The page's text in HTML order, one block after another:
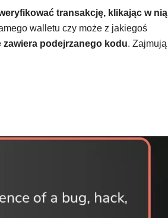
transakcję, klikając w nią
walletu czy może z jakiegoś
podejrzanego kodu. Zajmują